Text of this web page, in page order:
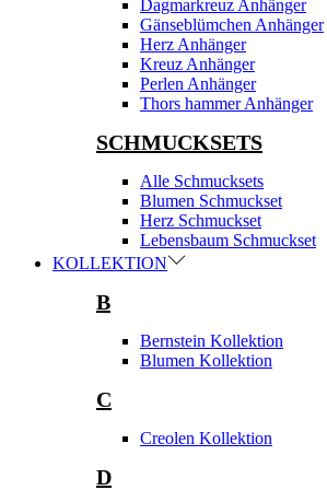
Dagmarkreuz Anhänger
Gänseblümchen Anhänger
Herz Anhänger
Kreuz Anhänger
Perlen Anhänger
Thors hammer Anhänger
SCHMUCKSETS
Alle Schmucksets
Blumen Schmuckset
Herz Schmuckset
Lebensbaum Schmuckset
KOLLEKTION
B
Bernstein Kollektion
Blumen Kollektion
C
Creolen Kollektion
D